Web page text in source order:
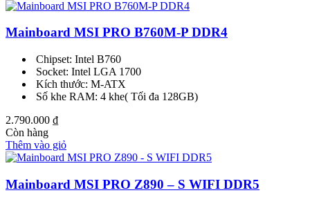
Mainboard MSI PRO B760M-P DDR4
Chipset: Intel B760
Socket: Intel LGA 1700
Kích thước: M-ATX
Số khe RAM: 4 khe( Tối đa 128GB)
2.790.000 ₫
Còn hàng
Thêm vào giỏ
Mainboard MSI PRO Z890 – S WIFI DDR5